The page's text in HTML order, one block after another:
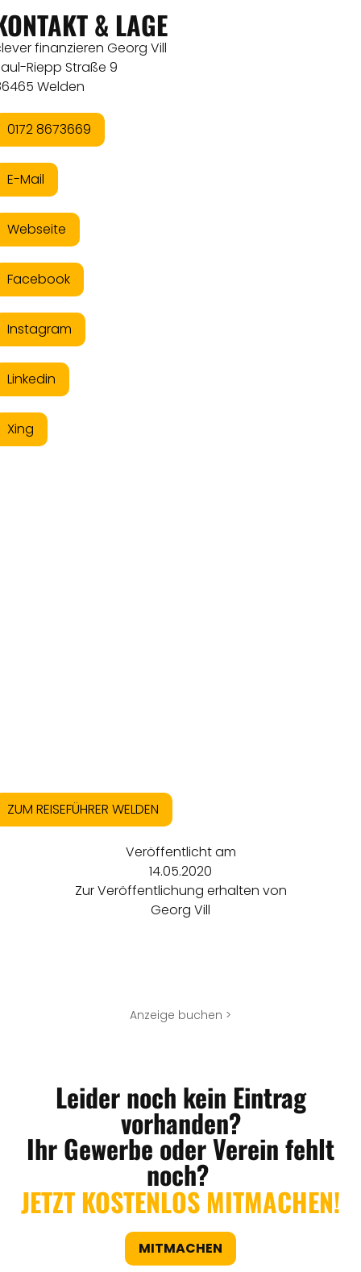
& LAGE
finanzieren Georg Vill
Riepp Straße 9
Welden
0172 8673669
E-Mail
Webseite
Facebook
Instagram
Linkedin
Xing
ZUM REISEFÜHRER WELDEN
Veröffentlicht am
14.05.2020
Zur Veröffentlichung erhalten von
Georg Vill
Anzeige buchen >
Leider noch kein Eintrag
vorhanden?
Ihr Gewerbe oder Verein fehlt
noch?
JETZT KOSTENLOS MITMACHEN!
MITMACHEN